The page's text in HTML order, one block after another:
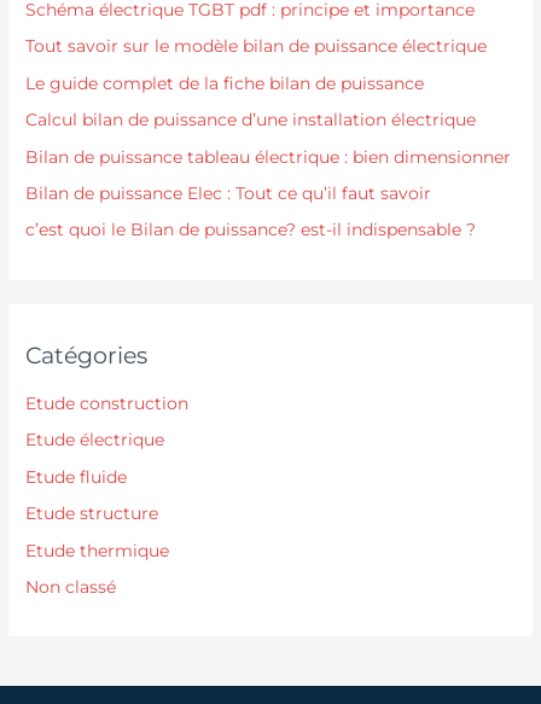
Schéma électrique TGBT pdf : principe et importance
Tout savoir sur le modèle bilan de puissance électrique
Le guide complet de la fiche bilan de puissance
Calcul bilan de puissance d’une installation électrique
Bilan de puissance tableau électrique : bien dimensionner
Bilan de puissance Elec : Tout ce qu’il faut savoir
c’est quoi le Bilan de puissance? est-il indispensable ?
Catégories
Etude construction
Etude électrique
Etude fluide
Etude structure
Etude thermique
Non classé